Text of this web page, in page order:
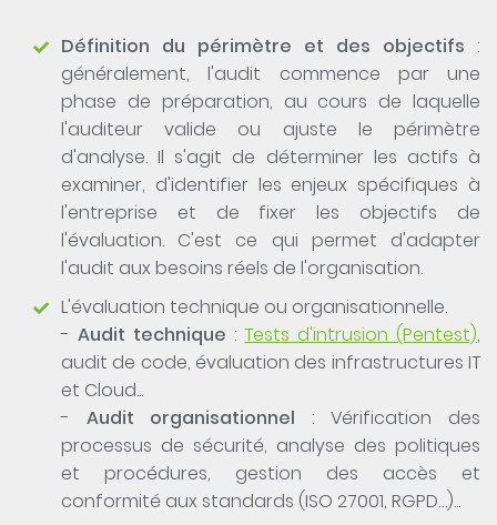
Définition du périmètre et des objectifs :
généralement, l'audit commence par une
phase de préparation, au cours de laquelle
l'auditeur valide ou ajuste le périmètre
d'analyse. Il s'agit de déterminer les actifs à
examiner, d'identifier les enjeux spécifiques à
l'entreprise et de fixer les objectifs de
l'évaluation. C'est ce qui permet d'adapter
l'audit aux besoins réels de l'organisation.
L'évaluation technique ou organisationnelle.
- Audit technique :Tests d'intrusion (Pentest),
audit de code, évaluation des infrastructures IT
et Cloud...
- Audit organisationnel : Vérification des
processus de sécurité, analyse des politiques
et procédures, gestion des accès et
conformité aux standards (ISO 27001, RGPD…)...